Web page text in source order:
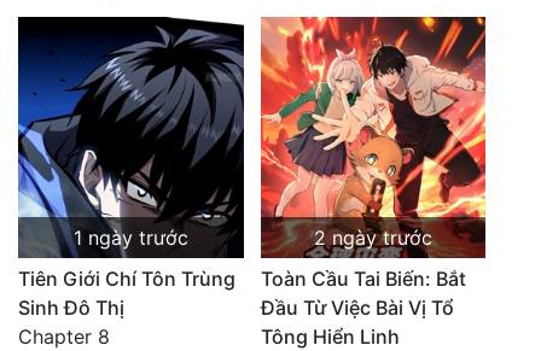
1 ngày trước
Tiên Giới Chí Tôn Trùng
Sinh Đô Thị
Chapter 8
2 ngày trước
Toàn Cầu Tai Biến: Bắt
Đầu Từ Việc Bài Vị Tổ
Tông Hiển Linh